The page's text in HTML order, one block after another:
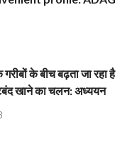
के बीच बढ़ता जा रहा है
खाने का चलन: अध्ययन